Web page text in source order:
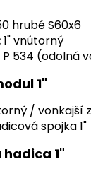
hrubé S60x6
1" vnútorný
534 (odolná
1"
/ vonkajší
spojka 1"
1"